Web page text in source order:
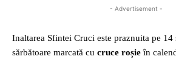
- Advertisement -
Inaltarea Sfintei Cruci este praznuita pe 14
sărbătoare marcată cu cruce roșieîn